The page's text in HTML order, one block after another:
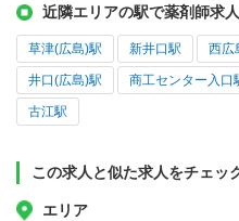
近隣エリアの駅で薬剤師求
草津(広島)駅 新井口駅 西広
井口(広島)駅 商工センター入口
古江駅
この求人と似た求人をチェッ
エリア